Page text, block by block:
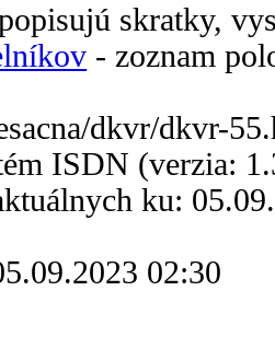
skratky,
- zoznam
dkvr/dkvr-
ISDN (verzia:
ku:
02:30